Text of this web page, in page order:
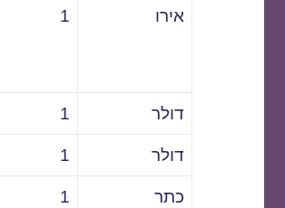
אירו 1
דולר 1
דולר 1
כתר 1